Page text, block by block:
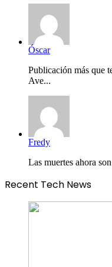
Óscar
Publicación más que
Ave...
Fredy
Las muertes ahora
Recent Tech News